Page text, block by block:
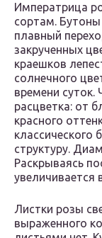
Императрица
сортам.
плавный
закрученных
краешков
солнечного
времени суток.
расцветка: от
красного
классического
структуру.
Раскрываясь
увеличивается
Листки розы
выраженного